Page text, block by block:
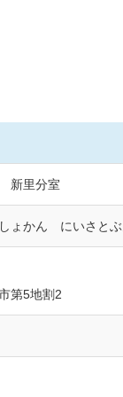
新里分室
ょかん にいさと
第5地割2